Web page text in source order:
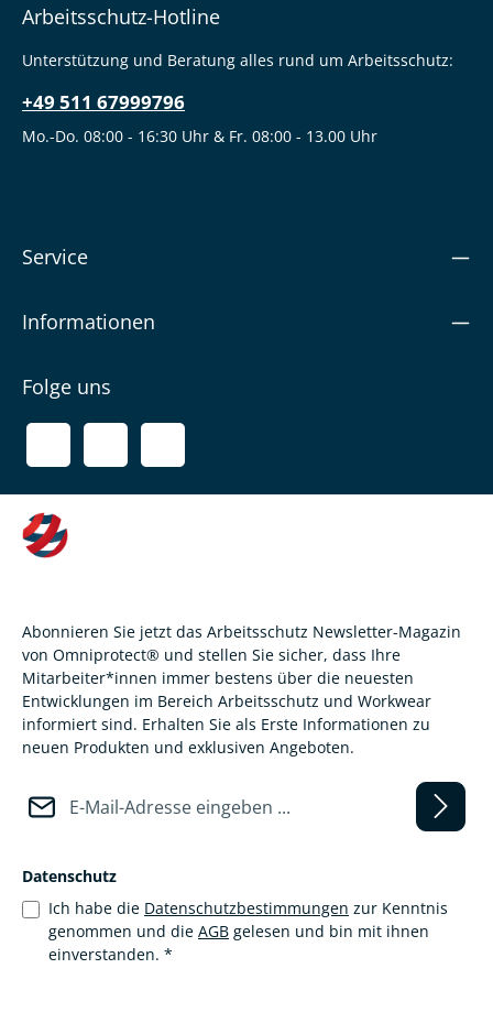
Arbeitsschutz-Hotline
Unterstützung und Beratung alles rund um Arbeitsschutz:
+49 511 67999796
Mo.-Do. 08:00 - 16:30 Uhr & Fr. 08:00 - 13.00 Uhr
Service
Informationen
Folge uns
Abonnieren Sie jetzt das Arbeitsschutz Newsletter-Magazin
von Omniprotect® und stellen Sie sicher, dass Ihre
Mitarbeiter*innen immer bestens über die neuesten
Entwicklungen im Bereich Arbeitsschutz und Workwear
informiert sind. Erhalten Sie als Erste Informationen zu
neuen Produkten und exklusiven Angeboten.
Datenschutz
Ich habe die Datenschutzbestimmungen zur Kenntnis
genommen und die AGB gelesen und bin mit ihnen
einverstanden. *